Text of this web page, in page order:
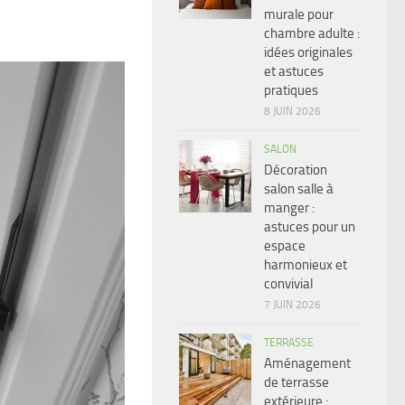
murale pour
chambre adulte :
idées originales
et astuces
pratiques
8 JUIN 2026
SALON
Décoration
salon salle à
manger :
astuces pour un
espace
harmonieux et
convivial
7 JUIN 2026
TERRASSE
Aménagement
de terrasse
extérieure :